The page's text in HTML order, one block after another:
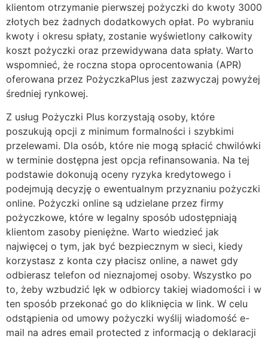
klientom otrzymanie pierwszej pożyczki do kwoty 3000
złotych bez żadnych dodatkowych opłat. Po wybraniu
kwoty i okresu spłaty, zostanie wyświetlony całkowity
koszt pożyczki oraz przewidywana data spłaty. Warto
wspomnieć, że roczna stopa oprocentowania (APR)
oferowana przez PożyczkaPlus jest zazwyczaj powyżej
średniej rynkowej.
Z usług Pożyczki Plus korzystają osoby, które
poszukują opcji z minimum formalności i szybkimi
przelewami. Dla osób, które nie mogą spłacić chwilówki
w terminie dostępna jest opcja refinansowania. Na tej
podstawie dokonują oceny ryzyka kredytowego i
podejmują decyzję o ewentualnym przyznaniu pożyczki
online. Pożyczki online są udzielane przez firmy
pożyczkowe, które w legalny sposób udostępniają
klientom zasoby pieniężne. Warto wiedzieć jak
najwięcej o tym, jak być bezpiecznym w sieci, kiedy
korzystasz z konta czy płacisz online, a nawet gdy
odbierasz telefon od nieznajomej osoby. Wszystko po
to, żeby wzbudzić lęk w odbiorcy takiej wiadomości i w
ten sposób przekonać go do kliknięcia w link. W celu
odstąpienia od umowy pożyczki wyślij wiadomość e-
mail na adres email protected z informacją o deklaracji